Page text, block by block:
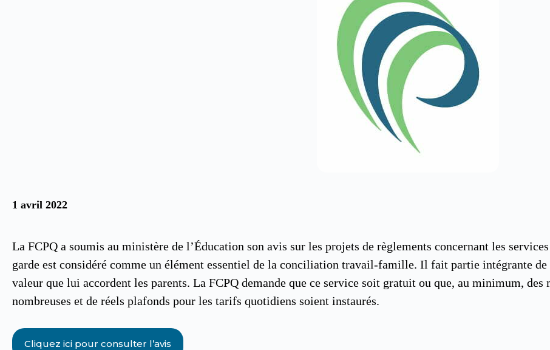
1 avril 2022
La FCPQ a soumis au ministère de l’Éducation son avis sur les projets de règlements concernant les
garde est considéré comme un élément essentiel de la conciliation travail-famille. Il fait partie intégrante
valeur que lui accordent les parents. La FCPQ demande que ce service soit gratuit ou que, au minimum,
nombreuses et de réels plafonds pour les tarifs quotidiens soient instaurés.
Cliquez ici pour consulter l’avis